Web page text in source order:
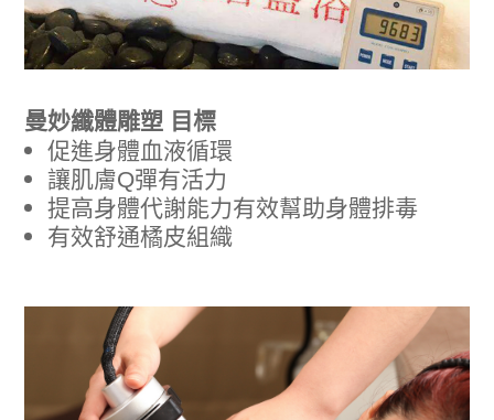
曼妙纖體雕塑 目標
促進身體血液循環
讓肌膚Q彈有活力
提高身體代謝能力有效幫助身體排毒
有效舒通橘皮組織